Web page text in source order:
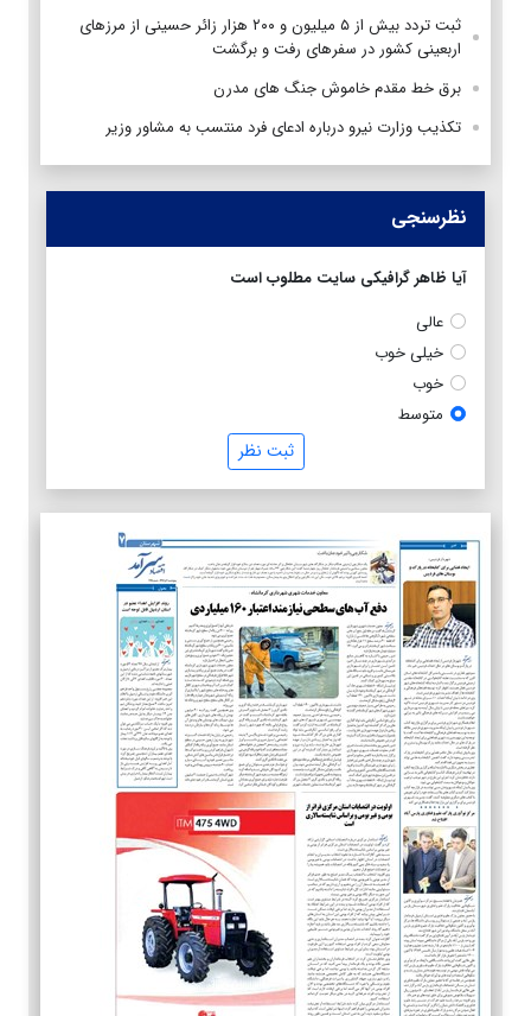
ثبت تردد بیش از ۵ میلیون و ۲۰۰ هزار زائر حسینی از مرزهای
اربعینی کشور در سفرهای رفت و برگشت
برق خط مقدم خاموش جنگ های مدرن
تکذیب وزارت نیرو درباره ادعای فرد منتسب به مشاور وزیر
نظرسنجی
آیا ظاهر گرافیکی سایت مطلوب است
عالی
خیلی خوب
خوب
متوسط
ثبت نظر